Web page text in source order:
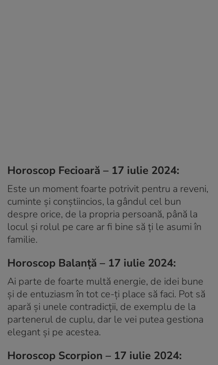
Horoscop Fecioară – 17 iulie 2024:
Este un moment foarte potrivit pentru a reveni,
cuminte și conștiincios, la gândul cel bun
despre orice, de la propria persoană, până la
locul și rolul pe care ar fi bine să ți le asumi în
familie.
Horoscop Balanță – 17 iulie 2024:
Ai parte de foarte multă energie, de idei bune
și de entuziasm în tot ce-ți place să faci. Pot să
apară și unele contradicții, de exemplu de la
partenerul de cuplu, dar le vei putea gestiona
elegant și pe acestea.
Horoscop Scorpion – 17 iulie 2024: